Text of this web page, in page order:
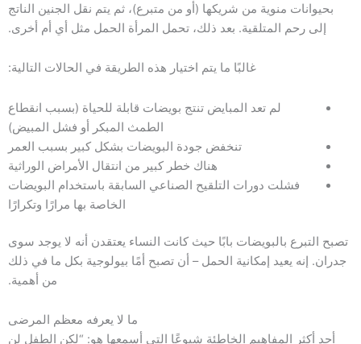
بحيوانات منوية من شريكها (أو من متبرع)، ثم يتم نقل الجنين الناتج
إلى رحم المتلقية. بعد ذلك، تحمل المرأة الحمل مثل أي أم أخرى.
غالبًا ما يتم اختيار هذه الطريقة في الحالات التالية:
لم تعد المبايض تنتج بويضات قابلة للحياة (بسبب انقطاع
الطمث المبكر أو فشل المبيض)
تنخفض جودة البويضات بشكل كبير بسبب العمر
هناك خطر كبير من انتقال الأمراض الوراثية
فشلت دورات التلقيح الصناعي السابقة باستخدام البويضات
الخاصة بها مرارًا وتكرارًا
تصبح التبرع بالبويضات بابًا حيث كانت النساء يعتقدن أنه لا يوجد سوى
جدران. إنه يعيد إمكانية الحمل – أن تصبح أمًا بيولوجية بكل ما في ذلك
من أهمية.
ما لا يعرفه معظم المرضى
أحد أكثر المفاهيم الخاطئة شيوعًا التي أسمعها هو: “لكن الطفل لن